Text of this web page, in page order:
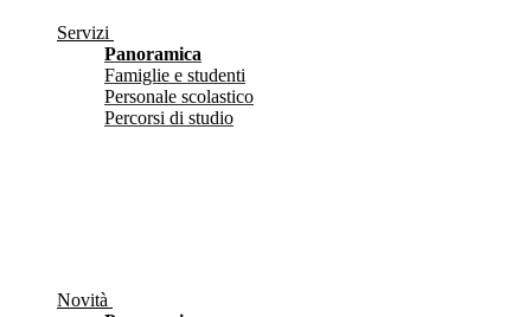
Servizi
Panoramica
Famiglie e studenti
Personale scolastico
Percorsi di studio
Novità